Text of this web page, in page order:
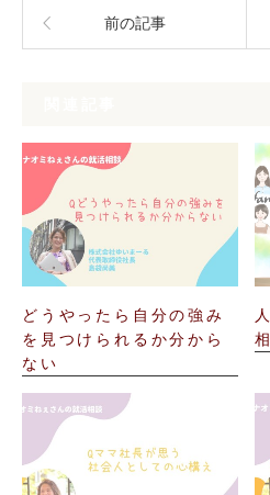
前の記事
どうやったら自分の強み
を見つけられるか分から
ない